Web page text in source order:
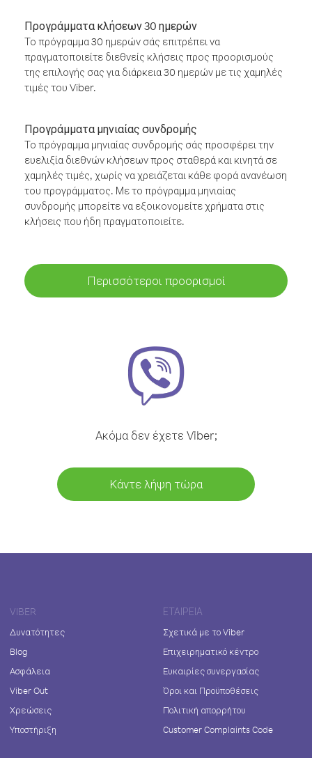
Προγράμματα κλήσεων 30 ημερών
Το πρόγραμμα 30 ημερών σάς επιτρέπει να
πραγματοποιείτε διεθνείς κλήσεις προς προορισμούς
της επιλογής σας για διάρκεια 30 ημερών με τις χαμηλές
τιμές του Viber.
Προγράμματα μηνιαίας συνδρομής
Το πρόγραμμα μηνιαίας συνδρομής σάς προσφέρει την
ευελιξία διεθνών κλήσεων προς σταθερά και κινητά σε
χαμηλές τιμές, χωρίς να χρειάζεται κάθε φορά ανανέωση
του προγράμματος. Με το πρόγραμμα μηνιαίας
συνδρομής μπορείτε να εξοικονομείτε χρήματα στις
κλήσεις που ήδη πραγματοποιείτε.
Περισσότεροι προορισμοί
Ακόμα δεν έχετε Viber;
Κάντε λήψη τώρα
VIBER
Δυνατότητες
Blog
Ασφάλεια
Viber Out
Χρεώσεις
Υποστήριξη
ΕΤΑΙΡΕΊΑ
Σχετικά με το Viber
Επιχειρηματικό κέντρο
Ευκαιρίες συνεργασίας
Όροι και Προϋποθέσεις
Πολιτική απορρήτου
Customer Complaints Code